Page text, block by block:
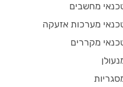
מחשבים
מערכות אזעקה
מקררים